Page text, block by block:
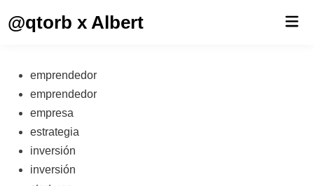
@qtorb x Albert
Publicado
en
emprendedor
emprendedor
empresa
estrategia
inversión
inversión